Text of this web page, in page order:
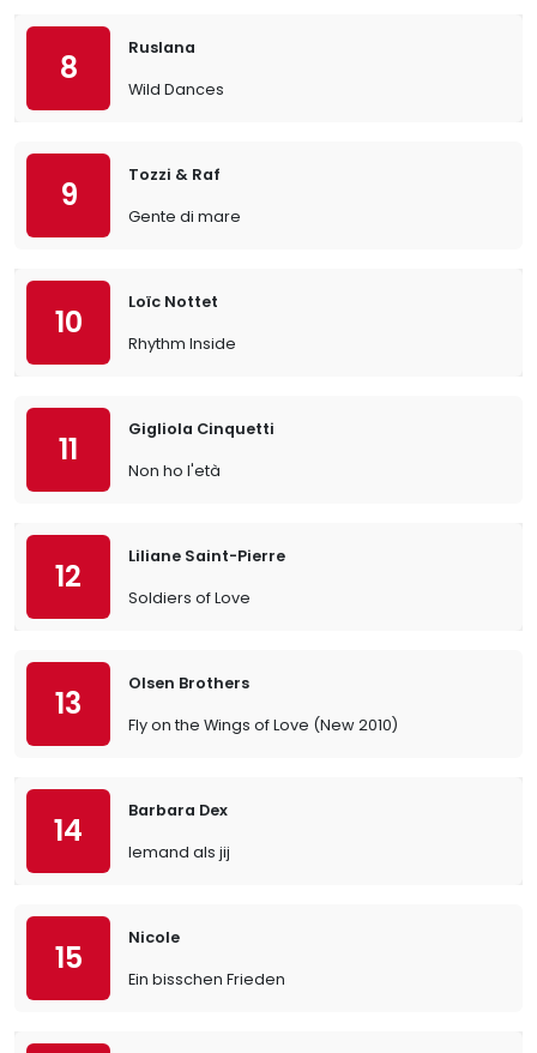
8
Ruslana
Wild Dances
9
Tozzi & Raf
Gente di mare
10
Loïc Nottet
Rhythm Inside
11
Gigliola Cinquetti
Non ho l'età
12
Liliane Saint-Pierre
Soldiers of Love
13
Olsen Brothers
Fly on the Wings of Love (New 2010)
14
Barbara Dex
Iemand als jij
15
Nicole
Ein bisschen Frieden